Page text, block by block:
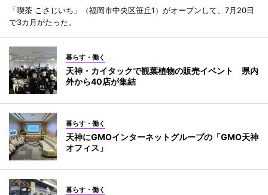
「喫茶 こさじいち」（福岡市中央区笹丘1）がオープンして、7月20日
で3カ月がたった。
暮らす・働く
天神・カイタックで観葉植物の販売イベント 県内
外から40店が集結
暮らす・働く
天神にGMOインターネットグループの「GMO天神
オフィス」
暮らす・働く